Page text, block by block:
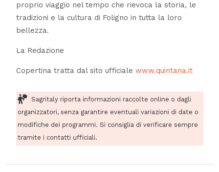
proprio viaggio nel tempo che rievoca la storia, le
tradizioni e la cultura di Foligno in tutta la loro
bellezza.
La Redazione
Copertina tratta dal sito ufficiale www.quintana.it
Sagritaly riporta informazioni raccolte online o dagli
organizzatori, senza garantire eventuali variazioni di date o
modifiche dei programmi. Si consiglia di verificare sempre
tramite i contatti ufficiali.